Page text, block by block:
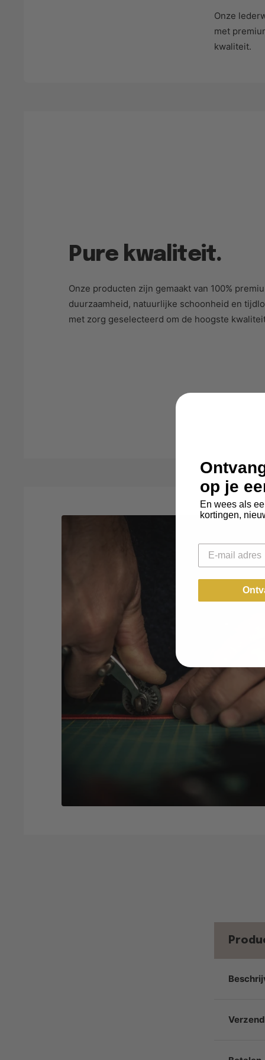
Onze
met
kwaliteit.
Pure kwaliteit.
Onze producten zijn gemaakt van 100%
duurzaamheid, natuurlijke schoonheid en
met zorg geselecteerd om de hoogste
op je
En wees als
kortingen,
Email